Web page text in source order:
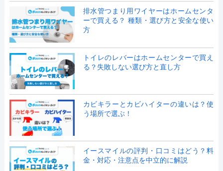
排水管つまり用ワイヤーはホームセンタ
ーで買える？ 種類・選び方と安全な使い
方
トイレのレバーはホームセンターで買え
る？失敗しない選び方と直し方
カビキラーとカビハイターの違いは？使
う場所で選ぶ！
イースマイルの評判・口コミはどう？料
金・対応・注意点を中立的に解説